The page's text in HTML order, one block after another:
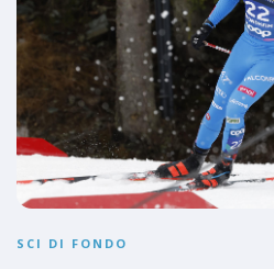
SCI DI FONDO